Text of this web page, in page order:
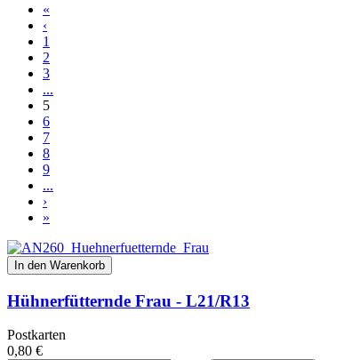
«
‹
1
2
3
...
5
6
7
8
9
...
›
»
In den Warenkorb
Hühnerfütternde Frau - L21/R13
Postkarten
0,80 €